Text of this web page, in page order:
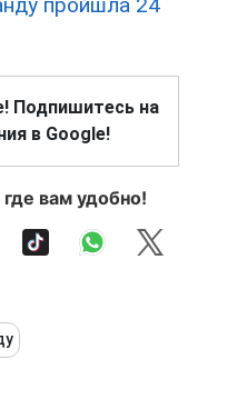
пройшла 24
Подпишитесь на
в Google!
вам удобно!